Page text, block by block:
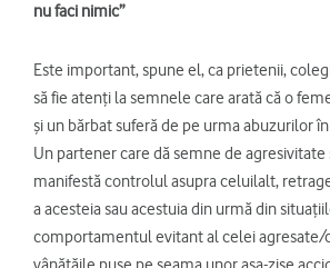
nu faci nimic”
Este important, spune el, ca prietenii,
să fie atenți la semnele care arată că o
și un bărbat suferă de pe urma abuzurilor
Un partener care dă semne de agresivitate
manifestă controlul asupra celuilalt,
a acesteia sau acestuia din urmă din
comportamentul evitant al celei agresate/